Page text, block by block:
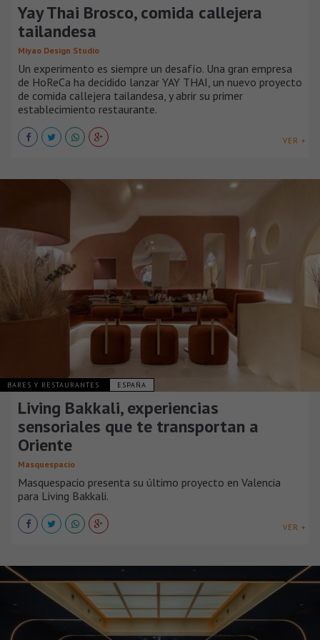
Yay Thai Brosco, comida callejera
tailandesa
Miyao Design Studio
Un experimento es siempre un desafío. Una gran empresa
de HoReCa ha decidido lanzar YAY THAI, un nuevo proyecto
de comida callejera tailandesa, y abrir su primer
establecimiento restaurante.
VER +
BARES Y RESTAURANTES ESPAÑA
Living Bakkali, experiencias
sensoriales que te transportan a
Oriente
Masquespacio
Masquespacio presenta su último proyecto en Valencia
para Living Bakkali.
VER +